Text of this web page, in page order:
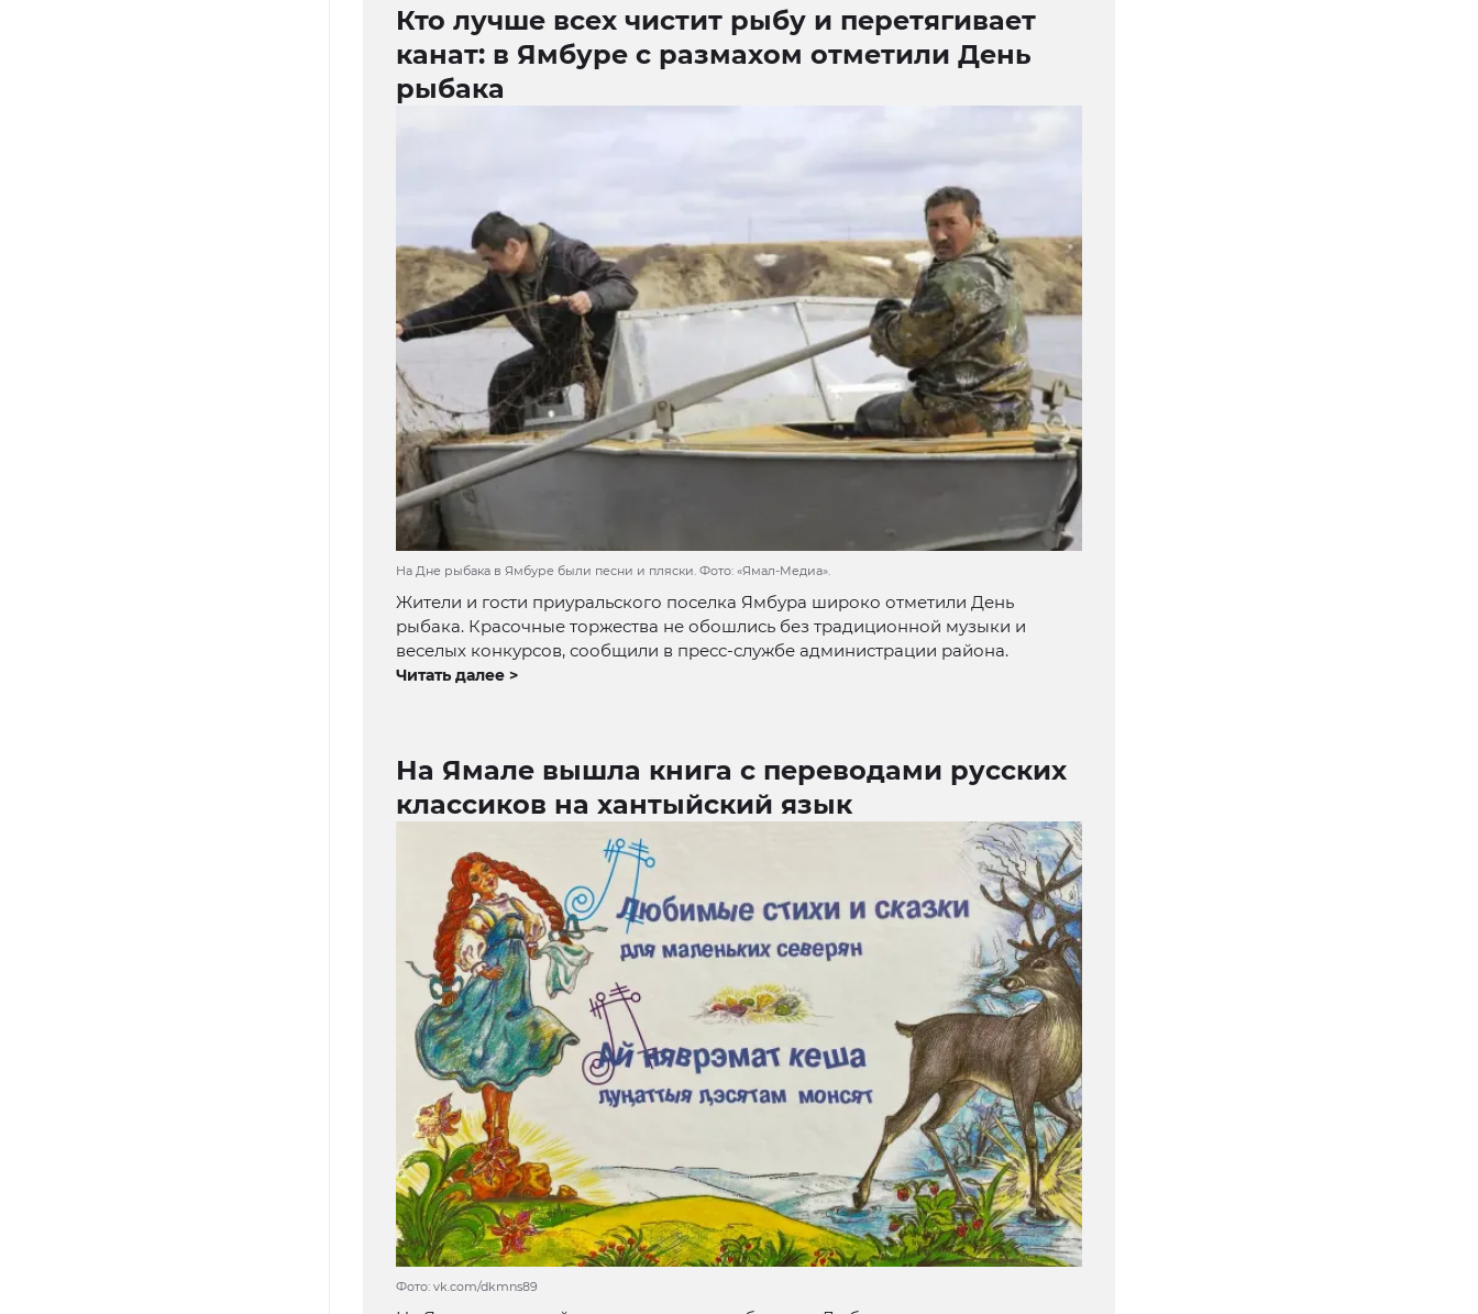
Кто лучше всех чистит рыбу и перетягивает
канат: в Ямбуре с размахом отметили День
рыбака
На Дне рыбака в Ямбуре были песни и пляски. Фото: «Ямал-Медиа».
Жители и гости приуральского поселка Ямбура широко отметили День
рыбака. Красочные торжества не обошлись без традиционной музыки и
веселых конкурсов, сообщили в пресс-службе администрации района.
Читать далее >
На Ямале вышла книга с переводами русских
классиков на хантыйский язык
Фото: vk.com/dkmns89